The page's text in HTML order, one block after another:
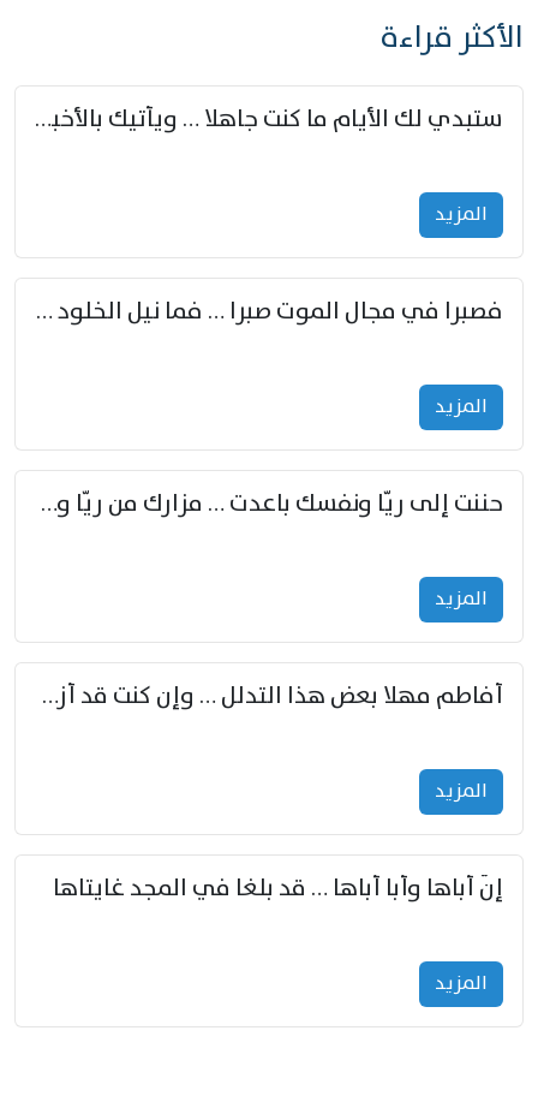
الأكثر قراءة
ستبدي لك الأيام ما كنت جاهلا … ويأتيك بالأخبار من لم تزوّد
المزید
فصبرا في مجال الموت صبرا … فما نيل الخلود بمستطاع
المزید
حننت إلى ريّا ونفسك باعدت … مزارك من ريّا وشعباكما معا
المزید
أفاطم مهلا بعض هذا التدلل … وإن كنت قد أزمعت صرمي فأجملي
المزید
إنّ أباها وأبا أباها … قد بلغا في المجد غايتاها
المزید